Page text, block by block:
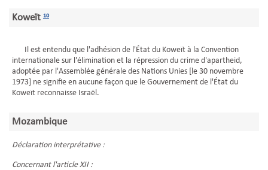
Koweït 10
Il est entendu que l'adhésion de l'État du Koweït à la Convention
internationale sur l'élimination et la répression du crime d'apartheid,
adoptée par l'Assemblée générale des Nations Unies [le 30 novembre
1973] ne signifie en aucune façon que le Gouvernement de l'État du
Koweït reconnaisse Israël.
Mozambique
Déclaration interprétative :
Concernant l'article XII :